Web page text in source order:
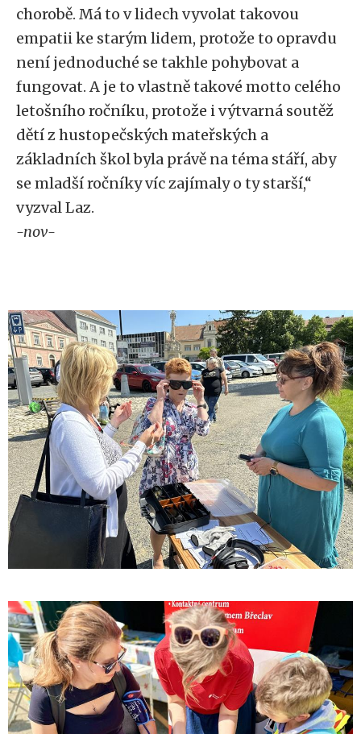
chorobě. Má to v lidech vyvolat takovou
empatii ke starým lidem, protože to opravdu
není jednoduché se takhle pohybovat a
fungovat. A je to vlastně takové motto celého
letošního ročníku, protože i výtvarná soutěž
dětí z hustopečských mateřských a
základních škol byla právě na téma stáří, aby
se mladší ročníky víc zajímaly o ty starší,“
vyzval Laz.
-nov-